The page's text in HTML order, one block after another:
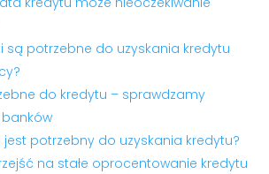
są potrzebne do uzyskania kredytu
do kredytu – sprawdzamy
potrzebny do uzyskania kredytu?
na stałe oprocentowanie kredytu